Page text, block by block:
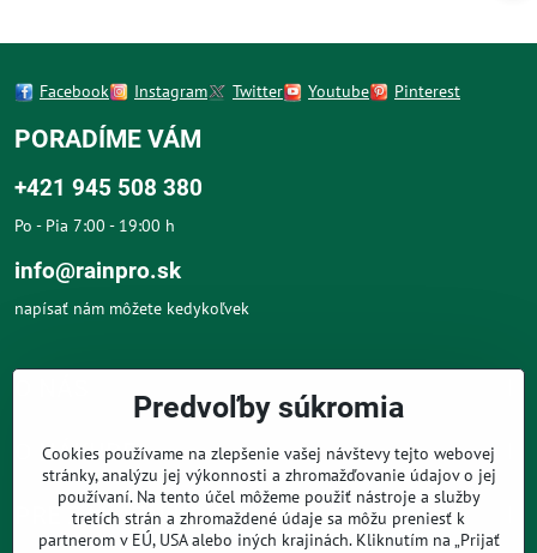
Facebook Instagram Twitter Youtube Pinterest
PORADÍME VÁM
+421 945 508 380
Po - Pia 7:00 - 19:00 h
info@rainpro.sk
napísať nám môžete kedykoľvek
O NÁKUPE
PRE ZÁKAZNÍKOV
Predvoľby súkromia
Cookies používame na zlepšenie vašej návštevy tejto webovej
stránky, analýzu jej výkonnosti a zhromažďovanie údajov o jej
používaní. Na tento účel môžeme použiť nástroje a služby
tretích strán a zhromaždené údaje sa môžu preniesť k
partnerom v EÚ, USA alebo iných krajinách. Kliknutím na „Prijať